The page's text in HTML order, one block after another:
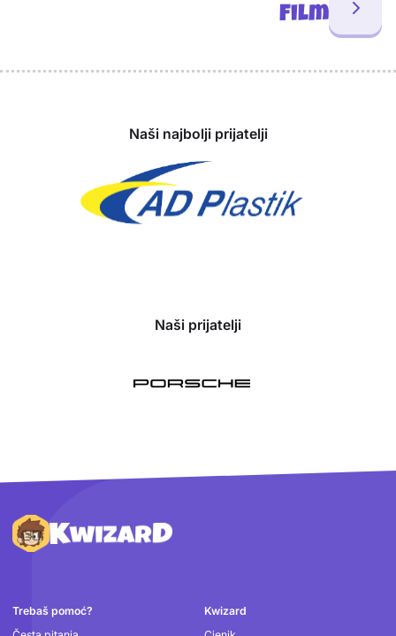
Film
Naši najbolji prijatelji
Naši prijatelji
Podnožje
Trebaš pomoć?
Kwizard